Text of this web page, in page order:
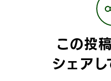
この投
シェアし